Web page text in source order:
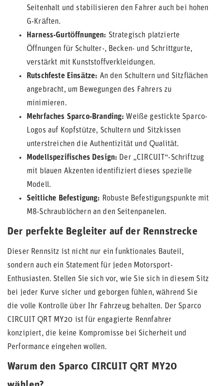
Seitenhalt und stabilisieren den Fahrer auch bei hohen
G-Kräften.
Harness-Gurtöffnungen: Strategisch platzierte
Öffnungen für Schulter-, Becken- und Schrittgurte,
verstärkt mit Kunststoffverkleidungen.
Rutschfeste Einsätze: An den Schultern und Sitzflächen
angebracht, um Bewegungen des Fahrers zu
minimieren.
Mehrfaches Sparco-Branding: Weiße gestickte Sparco-
Logos auf Kopfstütze, Schultern und Sitzkissen
unterstreichen die Authentizität und Qualität.
Modellspezifisches Design: Der „CIRCUIT“-Schriftzug
mit blauen Akzenten identifiziert dieses spezielle
Modell.
Seitliche Befestigung: Robuste Befestigungspunkte mit
M8-Schraublöchern an den Seitenpanelen.
Der perfekte Begleiter auf der Rennstrecke
Dieser Rennsitz ist nicht nur ein funktionales Bauteil,
sondern auch ein Statement für jeden Motorsport-
Enthusiasten. Stellen Sie sich vor, wie Sie sich in diesem Sitz
bei jeder Kurve sicher und geborgen fühlen, während Sie
die volle Kontrolle über Ihr Fahrzeug behalten. Der Sparco
CIRCUIT QRT MY20 ist für engagierte Rennfahrer
konzipiert, die keine Kompromisse bei Sicherheit und
Performance eingehen wollen.
Warum den Sparco CIRCUIT QRT MY20